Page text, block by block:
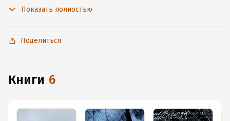
с любимыми произведениями даже без подключения
Показать полностью
Поделиться
книги 6